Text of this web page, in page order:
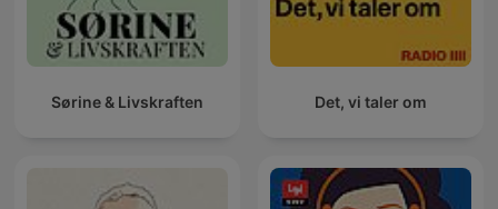
Sørine & Livskraften Det, vi taler om